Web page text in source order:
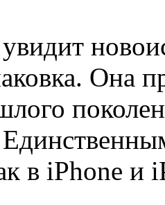
Она
в iPhone и